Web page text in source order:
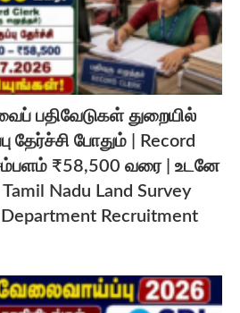
பதிவேடுகள் துறையில்
தேர்ச்சி போதும் | Record
₹58,500 வரை | உடனே
Nadu Land Survey
Department Recruitment